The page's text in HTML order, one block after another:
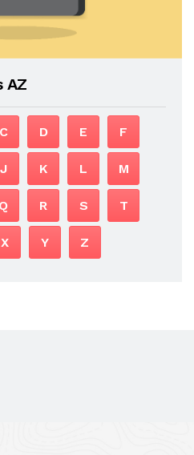
AZ
C D E F
J K L M
Q R S T
X Y Z